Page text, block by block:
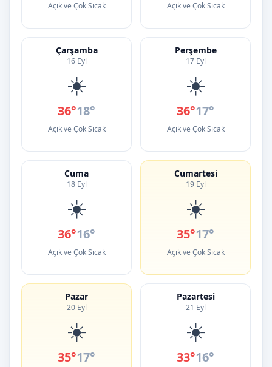
Açık ve Çok Sıcak Açık ve Çok Sıcak
Çarşamba
16 Eyl
☀️
36°18°
Açık ve Çok Sıcak
Perşembe
17 Eyl
☀️
36°17°
Açık ve Çok Sıcak
Cuma
18 Eyl
☀️
36°16°
Açık ve Çok Sıcak
Cumartesi
19 Eyl
☀️
35°17°
Açık ve Çok Sıcak
Pazar
20 Eyl
☀️
35°17°
Pazartesi
21 Eyl
☀️
33°16°